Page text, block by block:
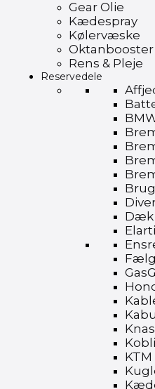
Gear Olie
Kædespray
Kølervæske
Oktanbooster
Rens & Pleje
Reservedele
Dæk